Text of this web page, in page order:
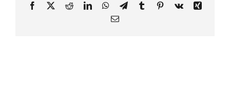
Facebook
X RedditLinkedInWhatsApp
TelegramTumblr PinterestVk
Xing
Email